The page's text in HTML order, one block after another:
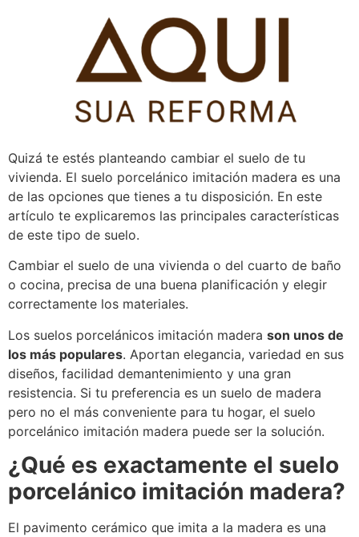
Quizá te estés planteando cambiar el suelo de tu
vivienda. El suelo porcelánico imitación madera es una
de las opciones que tienes a tu disposición. En este
artículo te explicaremos las principales características
de este tipo de suelo.
Cambiar el suelo de una vivienda o del cuarto de baño
o cocina, precisa de una buena planificación y elegir
correctamente los materiales.
Los suelos porcelánicos imitación madera son unos de
los más populares. Aportan elegancia, variedad en sus
diseños, facilidad demantenimiento y una gran
resistencia. Si tu preferencia es un suelo de madera
pero no el más conveniente para tu hogar, el suelo
porcelánico imitación madera puede ser la solución.
¿Qué es exactamente el suelo
porcelánico imitación madera?
El pavimento cerámico que imita a la madera es una